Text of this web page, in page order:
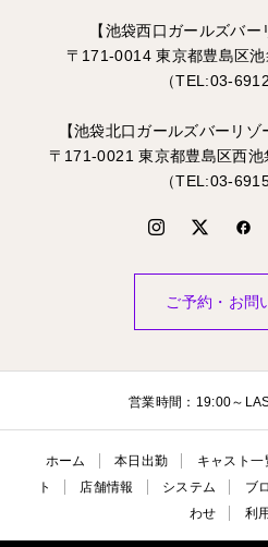
【池袋西口ガールズバー
〒171-0014 東京都豊島区
（TEL:03-
【池袋北口ガールズバーリゾ
〒171-0021 東京都豊島区西
（TEL:03-
ご予約・お問
営業時間：19:00～
ホーム 本日出勤 キャスト一
ト
店舗情報 システム ブ
わせ
利